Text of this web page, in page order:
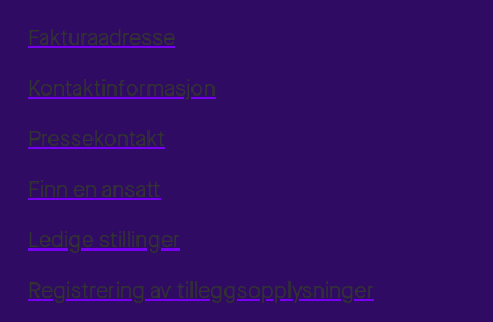
Fakturaadresse
Kontaktinformasjon
Pressekontakt
Finn en ansatt
Ledige stillinger
Registrering av tilleggsopplysninger